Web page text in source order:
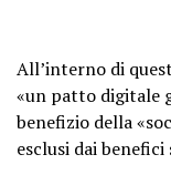
All’interno di
«un patto digitale
benefizio della
esclusi dai benefici